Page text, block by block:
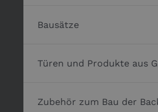
Bausätze
Türen und Produkte aus
Zubehör zum Bau der